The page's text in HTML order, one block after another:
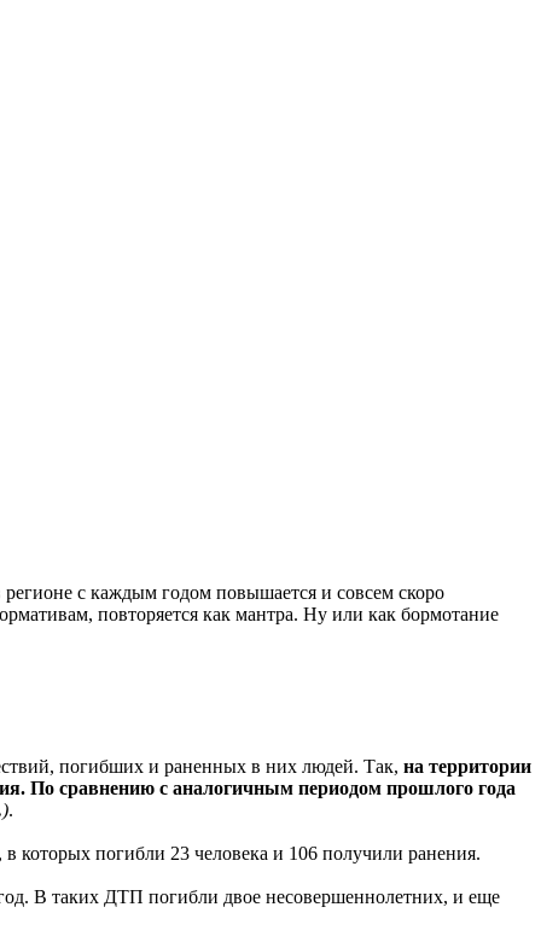
регионе с каждым годом повышается и совсем скоро
повторяется как мантра. Ну или как бормотание
погибших и раненных в них людей. Так, на территории
По сравнению с аналогичным периодом прошлого года
).
которых погибли 23 человека и 106 получили ранения.
В таких ДТП погибли двое несовершеннолетних, и еще